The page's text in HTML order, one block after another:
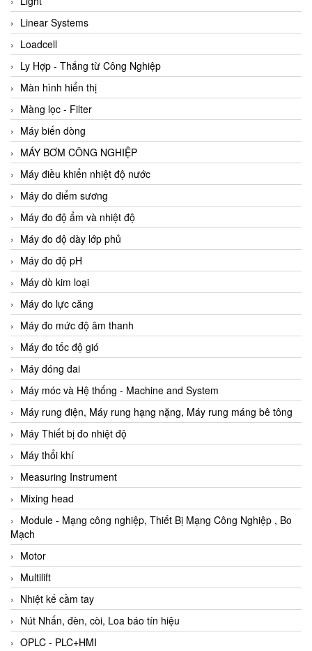
Linear Systems
Loadcell
Ly Hợp - Thắng từ Công Nghiệp
Màn hình hiển thị
Màng lọc - Filter
Máy biến dòng
MÁY BƠM CÔNG NGHIỆP
Máy điều khiển nhiệt độ nước
Máy đo điểm sương
Máy đo độ ẩm và nhiệt độ
Máy đo độ dày lớp phủ
Máy đo độ pH
Máy dò kim loại
Máy đo lực căng
Máy đo mức độ âm thanh
Máy đo tốc độ gió
Máy đóng đai
Máy móc và Hệ thống - Machine and System
Máy rung điện, Máy rung hạng nặng, Máy rung máng bê tông
Máy Thiết bị đo nhiệt độ
Máy thổi khí
Measuring Instrument
Mixing head
Module - Mạng công nghiệp, Thiết Bị Mạng Công Nghiệp , Bo
Mạch
Motor
Multilift
Nhiệt kế cầm tay
Nút Nhấn, đèn, còi, Loa báo tín hiệu
OPLC - PLC+HMI